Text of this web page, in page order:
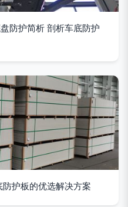
防护简析 剖析车底防护
护板的优选解决方案